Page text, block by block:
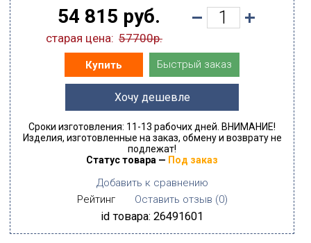
54 815 руб.
старая цена: 57700р.
Купить Быстрый заказ
Хочу дешевле
Сроки изготовления: 11-13 рабочих дней. ВНИМАНИЕ!
Изделия, изготовленные на заказ, обмену и возврату не
подлежат!
Статус товара — Под заказ
Добавить к сравнению
Рейтинг
Оставить отзыв (0)
id товара: 26491601